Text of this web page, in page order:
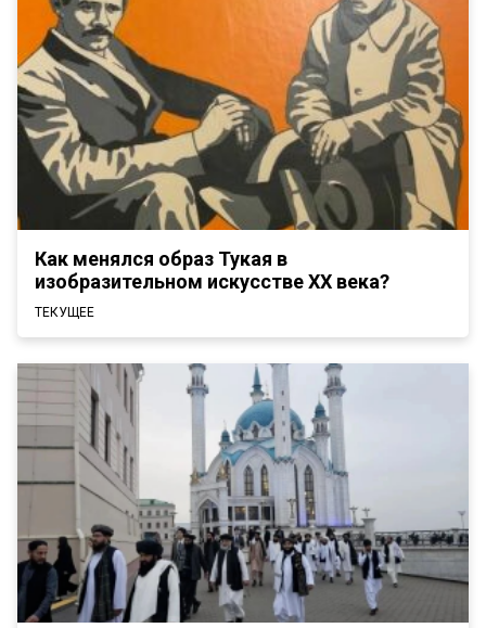
Как менялся образ Тукая в
изобразительном искусстве XX века?
ТЕКУЩЕЕ